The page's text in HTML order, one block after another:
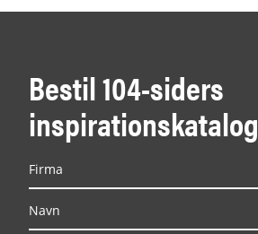
Bestil 104-siders
inspirationskatalog